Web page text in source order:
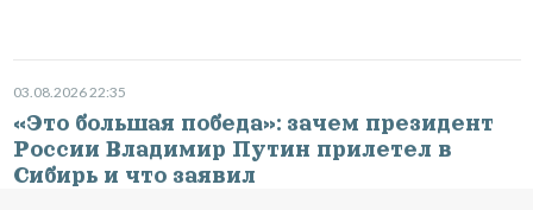
03.08.2026 22:35
«Это большая победа»: зачем президент
России Владимир Путин прилетел в
Сибирь и что заявил